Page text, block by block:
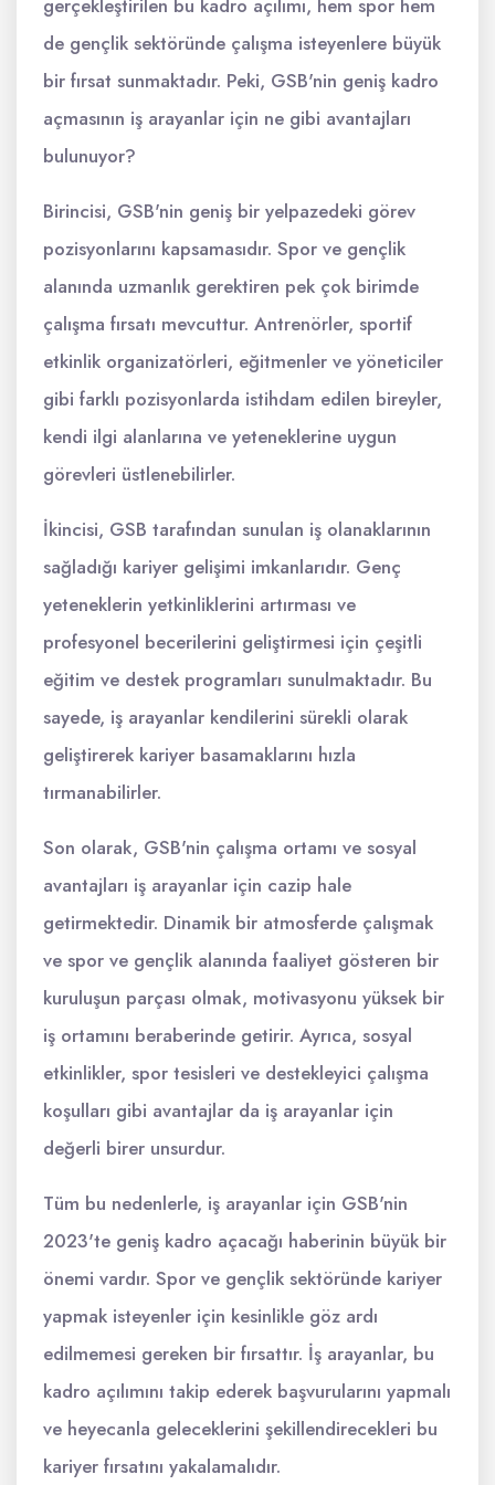
gerçekleştirilen bu kadro açılımı, hem spor hem
de gençlik sektöründe çalışma isteyenlere büyük
bir fırsat sunmaktadır. Peki, GSB'nin geniş kadro
açmasının iş arayanlar için ne gibi avantajları
bulunuyor?
Birincisi, GSB'nin geniş bir yelpazedeki görev
pozisyonlarını kapsamasıdır. Spor ve gençlik
alanında uzmanlık gerektiren pek çok birimde
çalışma fırsatı mevcuttur. Antrenörler, sportif
etkinlik organizatörleri, eğitmenler ve yöneticiler
gibi farklı pozisyonlarda istihdam edilen bireyler,
kendi ilgi alanlarına ve yeteneklerine uygun
görevleri üstlenebilirler.
İkincisi, GSB tarafından sunulan iş olanaklarının
sağladığı kariyer gelişimi imkanlarıdır. Genç
yeteneklerin yetkinliklerini artırması ve
profesyonel becerilerini geliştirmesi için çeşitli
eğitim ve destek programları sunulmaktadır. Bu
sayede, iş arayanlar kendilerini sürekli olarak
geliştirerek kariyer basamaklarını hızla
tırmanabilirler.
Son olarak, GSB'nin çalışma ortamı ve sosyal
avantajları iş arayanlar için cazip hale
getirmektedir. Dinamik bir atmosferde çalışmak
ve spor ve gençlik alanında faaliyet gösteren bir
kuruluşun parçası olmak, motivasyonu yüksek bir
iş ortamını beraberinde getirir. Ayrıca, sosyal
etkinlikler, spor tesisleri ve destekleyici çalışma
koşulları gibi avantajlar da iş arayanlar için
değerli birer unsurdur.
Tüm bu nedenlerle, iş arayanlar için GSB'nin
2023'te geniş kadro açacağı haberinin büyük bir
önemi vardır. Spor ve gençlik sektöründe kariyer
yapmak isteyenler için kesinlikle göz ardı
edilmemesi gereken bir fırsattır. İş arayanlar, bu
kadro açılımını takip ederek başvurularını yapmalı
ve heyecanla geleceklerini şekillendirecekleri bu
kariyer fırsatını yakalamalıdır.